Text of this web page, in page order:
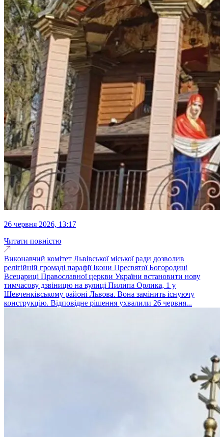
26 червня 2026, 13:17
Читати повністю
Виконавчий комітет Львівської міської ради дозволив
релігійній громаді парафії Ікони Пресвятої Богородиці
Всецариці Православної церкви України встановити нову
тимчасову дзвіницю на вулиці Пилипа Орлика, 1 у
Шевченківському районі Львова. Вона замінить існуючу
конструкцію. Відповідне рішення ухвалили 26 червня...